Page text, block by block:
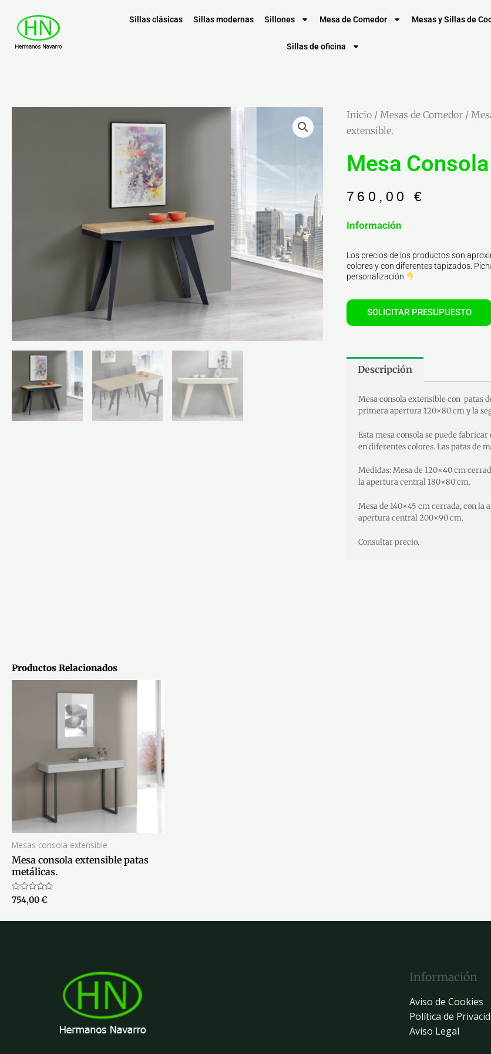
Sillas clásicas Sillas modernas Sillones Mesa de Comedor Mesas y Sillas de
Sillas de oficina
Inicio / Mesas de Comedor /
extensible.
Mesa
760,00 €
Información
Los precios de los productos son
colores y con diferentes tapizados.
personalización
SOLICITAR PRESUPUESTO
Descripción
Mesa consola extensible con patas
primera apertura 120×80 cm y la
Esta mesa consola se puede
en diferentes colores. Las patas de
Medidas: Mesa de 120×40 cm
la apertura central 180×80 cm.
Mesa de 140×45 cm cerrada, con la
apertura central 200×90 cm.
Consultar precio.
Productos Relacionados
Mesas consola extensible
Mesa consola extensible patas
metálicas.
Valorado
con
de
754,00€
Información
Aviso de Cookies
Política de
Aviso Legal